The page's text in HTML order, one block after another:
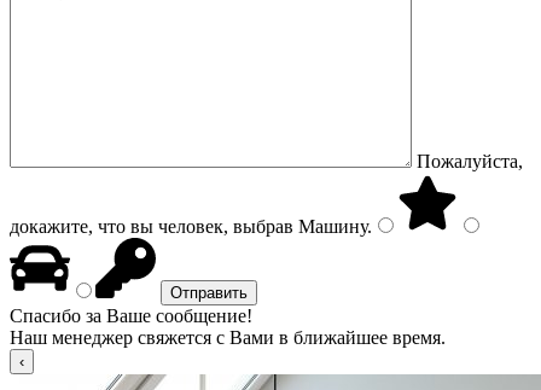
Пожалуйста,
докажите, что вы человек, выбрав Машину.
Спасибо за Ваше сообщение!
Наш менеджер свяжется с Вами в ближайшее время.